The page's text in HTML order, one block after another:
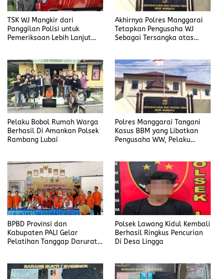
TSK WJ Mangkir dari
Panggilan Polisi untuk
Pemeriksaan Lebih Lanjut
Apa?
Akhirnya Polres Manggarai
Tetapkan Pengusaha WJ
Sebagai Tersangka atas
Pelaku Bobol Rumah Warga
Berhasil Di Amankan Polsek
Rambang Lubai
Polres Manggarai Tangani
Kasus BBM yang Libatkan
Pengusaha WW, Pelaku
BPBD Provinsi dan
Kabupaten PALI Gelar
Pelatihan Tanggap Darurat
Polsek Lawang Kidul Kembali
Berhasil Ringkus Pencurian
Di Desa Lingga